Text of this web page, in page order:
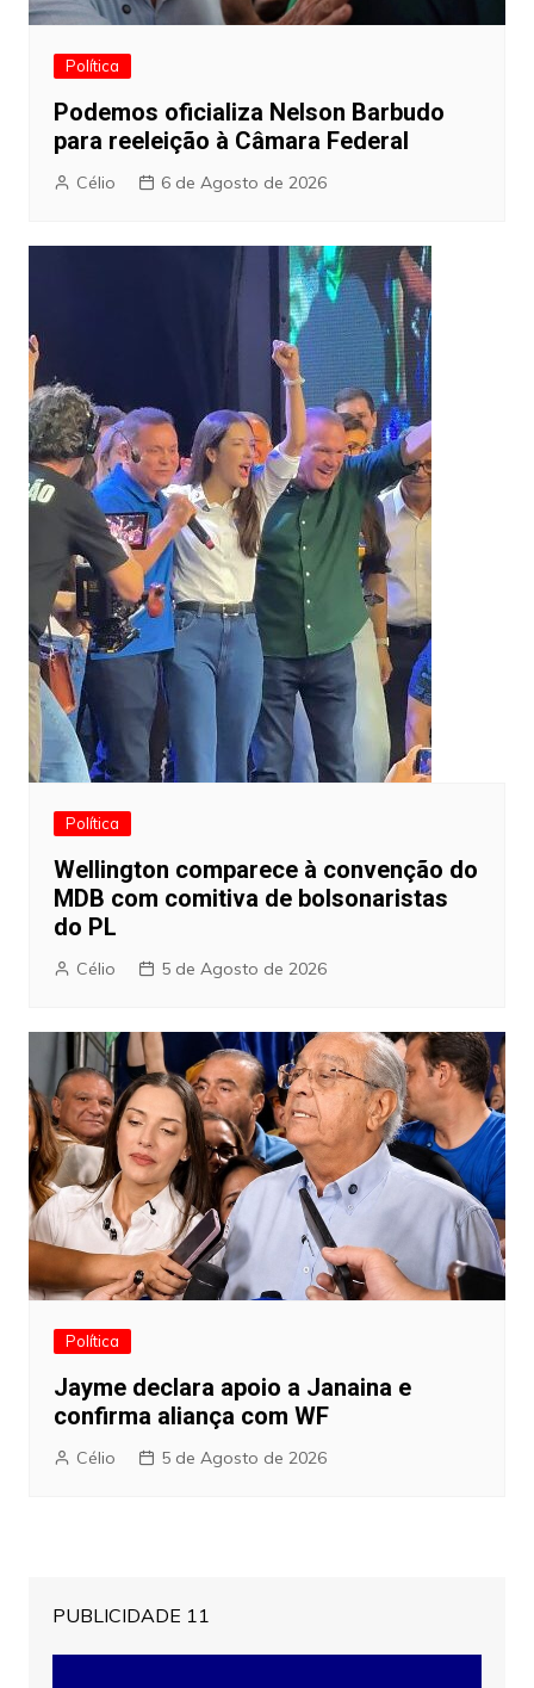
Política
Podemos oficializa Nelson Barbudo
para reeleição à Câmara Federal
Célio 6 de Agosto de 2026
Política
Wellington comparece à convenção do
MDB com comitiva de bolsonaristas
do PL
Célio 5 de Agosto de 2026
Política
Jayme declara apoio a Janaina e
confirma aliança com WF
Célio 5 de Agosto de 2026
PUBLICIDADE 11